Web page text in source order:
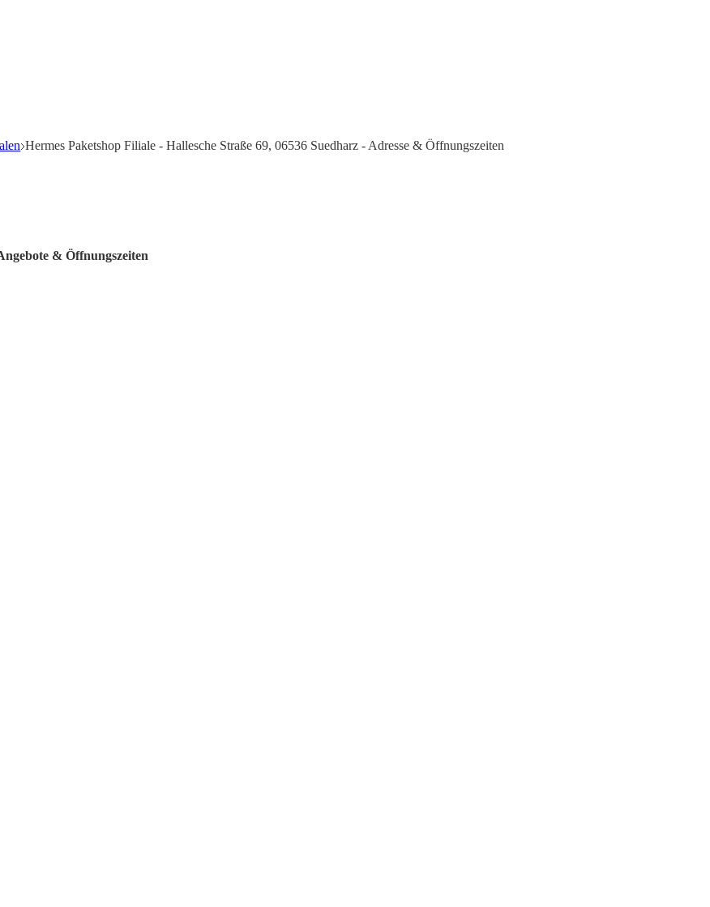
Hermes Paketshop Filiale - Hallesche Straße 69, 06536 Suedharz - Adresse & Öffnungszeiten
& Öffnungszeiten